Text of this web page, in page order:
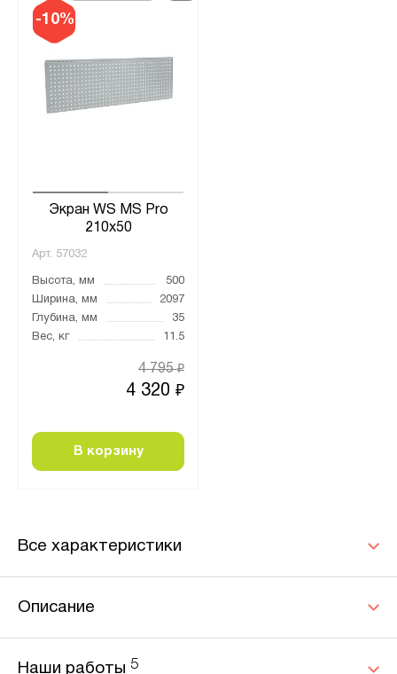
-10%
Экран WS MS Pro
210x50
Арт. 57032
Высота, мм
500
Ширина, мм
2097
Глубина, мм
35
Вес, кг
11.5
4 320 ₽
4 795₽
В корзину
Все характеристики
Описание
Наши работы 5